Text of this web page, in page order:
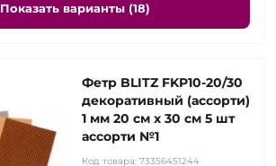
Показать варианты (18)
Фетр BLITZ FKP10-20/30
декоративный (ассорти)
1 мм 20 см х 30 см 5 шт
ассорти №1
Код товара: 73356451244